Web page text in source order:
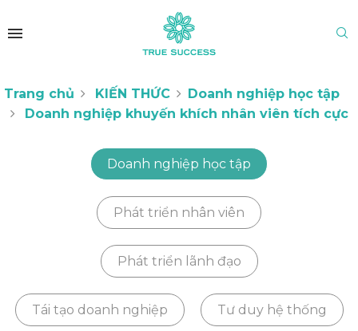
Trang chủ KIẾN THỨC
Doanh nghiệp học tập
Doanh nghiệp khuyến khích nhân viên tích cực
Doanh nghiệp học tập
Phát triển nhân viên
Phát triển lãnh đạo
Tái tạo doanh nghiệp Tư duy hệ thống